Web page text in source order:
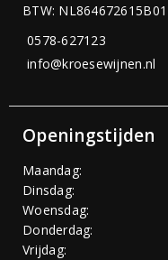
BTW: NL864672615B01
0578-627123
info@kroesewijnen.nl
Openingstijden
Maandag:
Dinsdag:
Woensdag:
Donderdag:
Vrijdag: